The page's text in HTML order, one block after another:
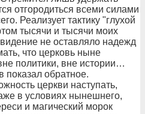
отгородиться всеми силами
Реализует тактику "глухой
тысячи и тысячи моих
не оставляло надежд
что церковь ныне
политики, вне истории…
показал обратное.
церкви наступать,
в условиях нынешнего,
и магический морок